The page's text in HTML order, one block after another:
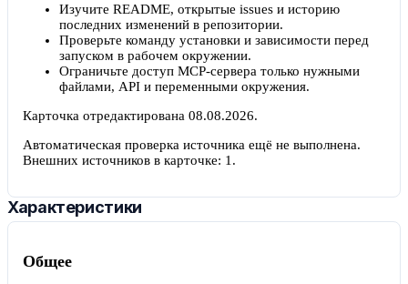
Изучите README, открытые issues и историю
последних изменений в репозитории.
Проверьте команду установки и зависимости перед
запуском в рабочем окружении.
Ограничьте доступ MCP-сервера только нужными
файлами, API и переменными окружения.
Карточка отредактирована 08.08.2026.
Автоматическая проверка источника ещё не выполнена.
Внешних источников в карточке: 1 .
Характеристики
Общее